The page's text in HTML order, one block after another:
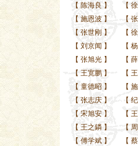
【 陈海良 】 【
【 施恩波】 【
【 张世刚 】 【
【 刘京闻 】 【
【 张旭光】 【
【 王宽鹏】 【
【 童德昭 】 【
【 张志庆】 【
【 宋旭安】 【
【 王之鏻】 【
【 傅学斌】 【